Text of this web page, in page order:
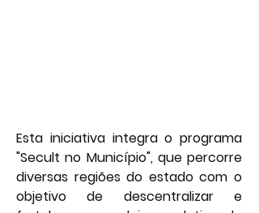
Esta iniciativa integra o programa
"Secult no Município", que percorre
diversas regiões do estado com o
objetivo de descentralizar e